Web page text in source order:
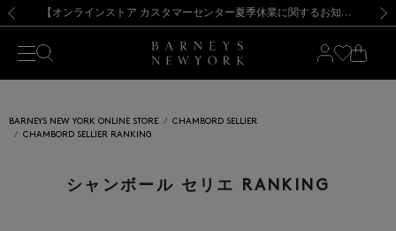
新規登録のお客様も対象！＜MY BARNEYS＞会員のお客様は11,000円（税込）以上のお買上げで常時送料無料！お買い物の際は会員登録を！
【夏季休業に伴う出荷一時停止のお知らせ】(2026.8.7) 【オンラインストア カスタマーセンター夏季休業に関するお知らせ】（2026.8.7）
【夏季休業に伴う返品・交換承り一時停止のお知らせ】（2026.8.5）
熊本県を中心とした地震の影響によるお荷物のお届けについて
【開催中】SUMMER SALEのご案内・ご注意事項 新規登録のお客様も対象！＜MY BARNEYS＞会員のお客様は11,000円（税込）以上のお買上げで常時送料無料！お買い物の際は会員登録を！
【夏季休業に伴う出荷一時停止のお知らせ】(2026.8.7)
BARNEYS NEW YORK ONLINE STORE
CHAMBORD SELLIER
CHAMBORD SELLIER RANKING
シャンボール セリエ RANKING